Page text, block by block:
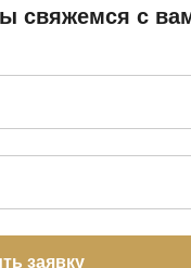
свяжемся с